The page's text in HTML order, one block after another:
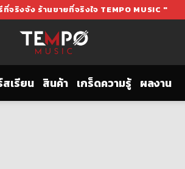
จริงจัง ร้านขายที่จริงใจ TEMPO MUSIC "
เรียน สินค้า เกร็ดความรู้ ผลงาน